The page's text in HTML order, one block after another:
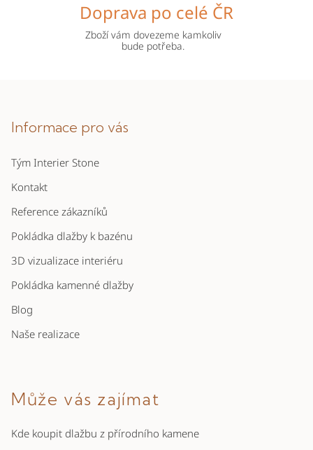
Doprava po celé ČR
Zboží vám dovezeme kamkoliv
bude potřeba.
Informace pro vás
Tým Interier Stone
Kontakt
Reference zákazníků
Pokládka dlažby k bazénu
3D vizualizace interiéru
Pokládka kamenné dlažby
Blog
Naše realizace
Může vás zajímat
Kde koupit dlažbu z přírodního kamene